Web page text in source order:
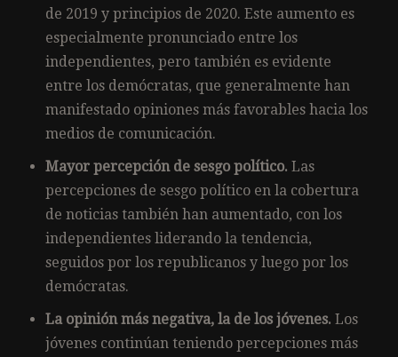
de 2019 y principios de 2020. Este aumento es
especialmente pronunciado entre los
independientes, pero también es evidente
entre los demócratas, que generalmente han
manifestado opiniones más favorables hacia los
medios de comunicación.
Mayor percepción de sesgo político. Las
percepciones de sesgo político en la cobertura
de noticias también han aumentado, con los
independientes liderando la tendencia,
seguidos por los republicanos y luego por los
demócratas.
La opinión más negativa, la de los jóvenes. Los
jóvenes continúan teniendo percepciones más